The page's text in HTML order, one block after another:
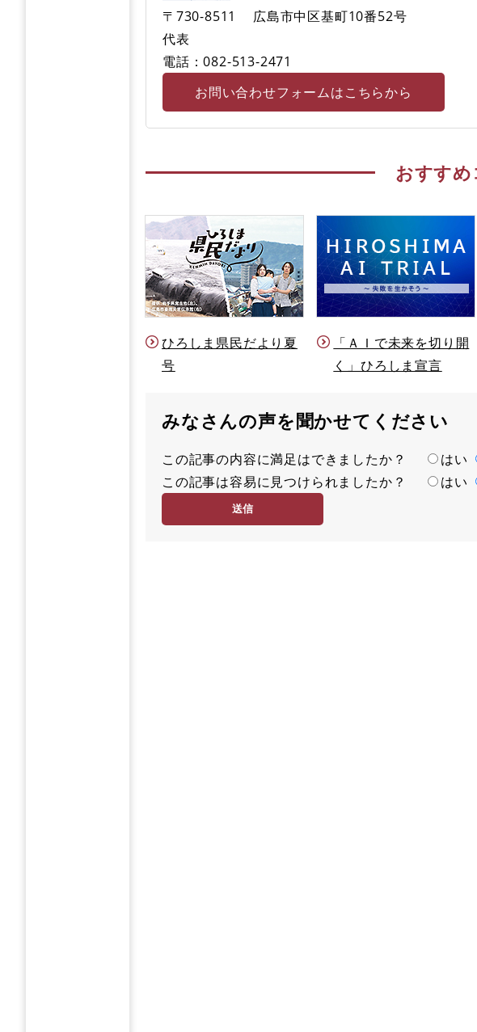
〒730-8511
広島市中区基町10番52号
代表
電話：082-513-2471
お問い合わせフォームはこちらから
おすす
ひろしま県民だより夏
号
「ＡＩで未来を切り開
く」ひろしま宣言
みなさんの声を聞かせてください
満
足
この記事の内容に満足はできましたか？ はい
容
度
この記事は容易に見つけられましたか？ はい